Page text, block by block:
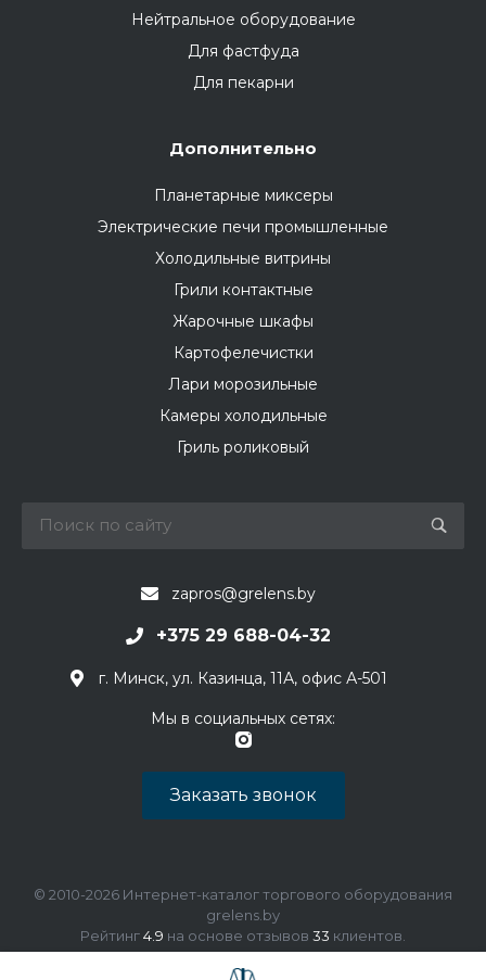
Нейтральное оборудование
Для фастфуда
Для пекарни
Дополнительно
Планетарные миксеры
Электрические печи промышленные
Холодильные витрины
Грили контактные
Жарочные шкафы
Картофелечистки
Лари морозильные
Камеры холодильные
Гриль роликовый
zapros@grelens.by
+375 29 688-04-32
г. Минск, ул. Казинца, 11А, офис А-501
Мы в социальных сетях:
Заказать звонок
© 2010-2026 Интернет-каталог торгового оборудования
grelens.by
Рейтинг4.9 на основе отзывов 33 клиентов.